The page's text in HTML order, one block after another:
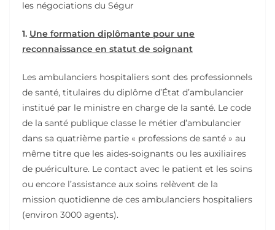
les négociations du Ségur
1. Une formation diplômante pour une
reconnaissance en statut de soignant
Les ambulanciers hospitaliers sont des professionnels
de santé, titulaires du diplôme d’État d’ambulancier
institué par le ministre en charge de la santé. Le code
de la santé publique classe le métier d’ambulancier
dans sa quatrième partie « professions de santé » au
même titre que les aides-soignants ou les auxiliaires
de puériculture. Le contact avec le patient et les soins
ou encore l’assistance aux soins relèvent de la
mission quotidienne de ces ambulanciers hospitaliers
(environ 3000 agents).